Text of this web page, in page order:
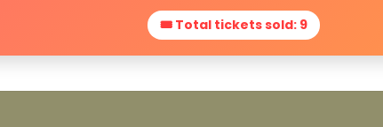
🎟 Total tickets sold: 9